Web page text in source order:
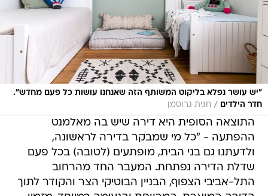
"יש עושר נפלא בליקוט המשותף הזה שאנחנו עושות כל פעם מחדש".
חדר הילדים
/ חגית גרוסמן
התוצאה הסופית היא דירה שיש בה מאלמנט
ההפתעה - "כל מי שמבקר בדירה לראשונה,
ולדעתנו גם בני הבית, מופתעים (לטובה) בכל פעם
שדלת הדירה נפתחת. המעבר החד מהרחוב
התל-אביבי הצפוף, הבניין הבוטיקי הצר והקודר לתוך